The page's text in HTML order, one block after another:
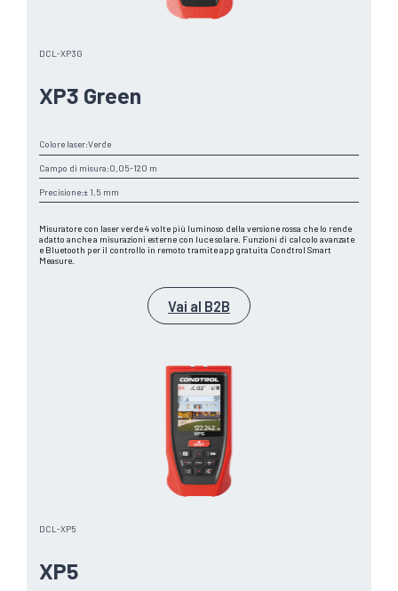
DCL-XP3G
XP3 Green
Colore laser:Verde
Campo di misura:0,05-120 m
Precisione:± 1,5 mm
Misuratore con laser verde 4 volte più luminoso della versione rossa che lo rende
adatto anche a misurazioni esterne con luce solare. Funzioni di calcolo avanzate
e Bluetooth per il controllo in remoto tramite app gratuita Condtrol Smart
Measure.
Vai al B2B
DCL-XP5
XP5